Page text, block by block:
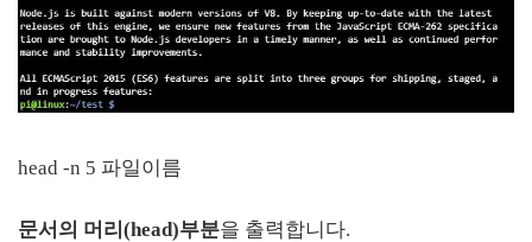
head -n 5 파일이름
문서의 머리(head)부분을 출력합니다.